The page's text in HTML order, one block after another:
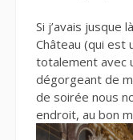
Si j’avais jusque
Château (qui est
totalement avec
dégorgeant de
de soirée nous
endroit, au bon